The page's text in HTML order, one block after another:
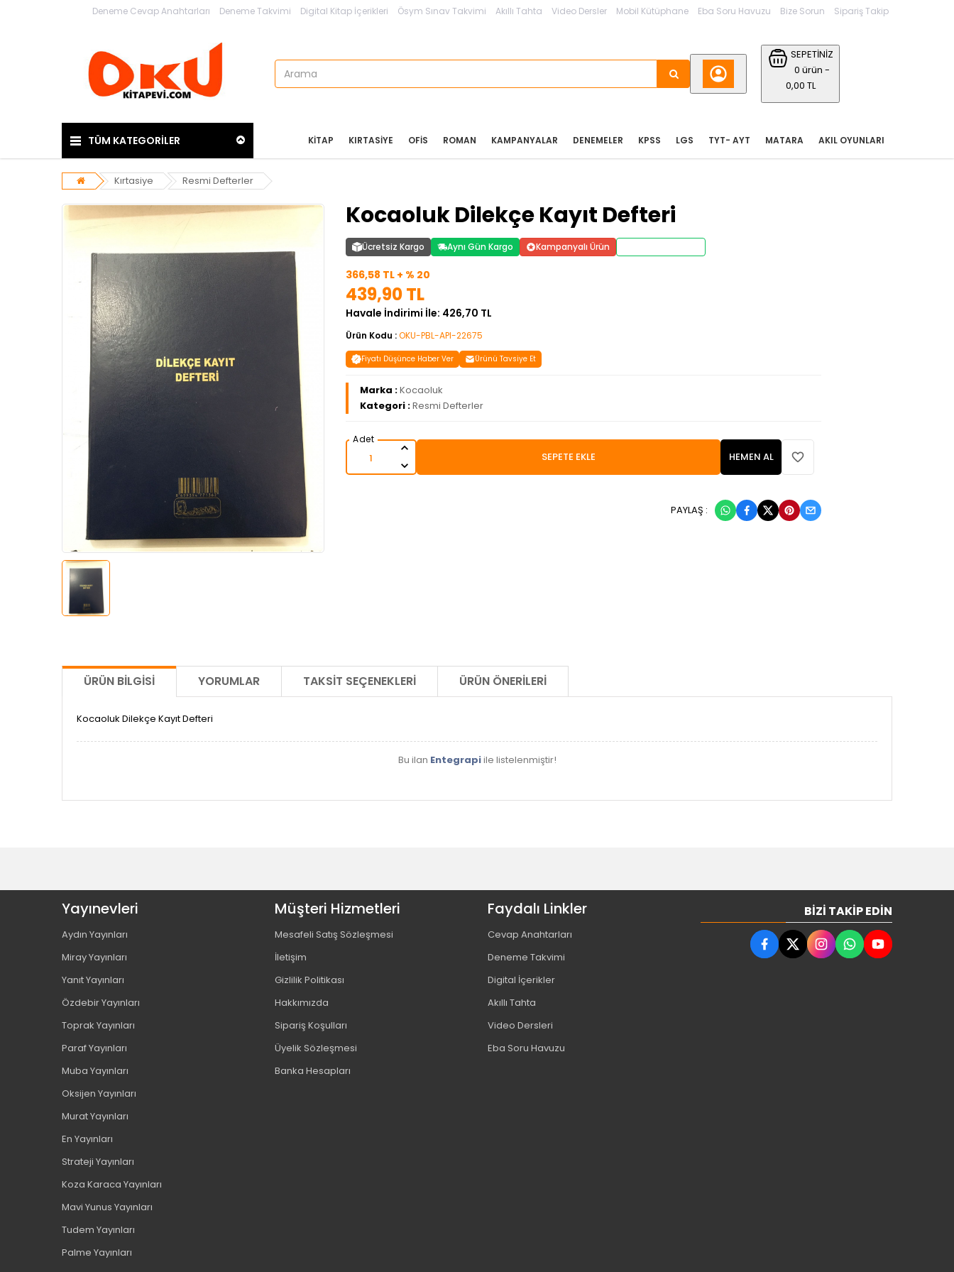
Deneme Cevap Anahtarları Deneme Takvimi Digital Kitap İçerikleri Ösym Sınav Takvimi Akıllı Tahta Video Dersler Mobil Kütüphane Eba Soru Havuzu Bize Sorun Sipariş Takip
SEPETİNİZ
0 ürün -
0,00 TL
TÜM KATEGORİLER AKIL OYUNLARI
MATARA
TYT- AYT
LGS
KPSS
DENEMELER
KAMPANYALAR
ROMAN
OFIS
KIRTASIYE
KITAP
Kırtasiye Resmi Defterler
Kocaoluk Dilekçe Kayıt Defteri
Ücretsiz Kargo Aynı Gün Kargo Kampanyalı Ürün
366,58 TL + % 20
439,90 TL
Havale İndirimi İle: 426,70 TL
Ürün Kodu :OKU-PBL-API-22675
Fiyatı Düşünce Haber Ver Ürünü Tavsiye Et
Marka :Kocaoluk
Kategori :Resmi Defterler
SEPETE EKLE HEMEN AL
PAYLAŞ :
ÜRÜN BILGISI YORUMLAR TAKSIT SEÇENEKLERI ÜRÜN ÖNERILERI
Kocaoluk Dilekçe Kayıt Defteri
Bu ilan Entegrapiile listelenmiştir!
Yayınevleri
Aydın Yayınları
Miray Yayınları
Yanıt Yayınları
Özdebir Yayınları
Toprak Yayınları
Paraf Yayınları
Muba Yayınları
Oksijen Yayınları
Murat Yayınları
En Yayınları
Strateji Yayınları
Koza Karaca Yayınları
Mavi Yunus Yayınları
Tudem Yayınları
Palme Yayınları
Müşteri Hizmetleri
Mesafeli Satış Sözleşmesi
İletişim
Gizlilik Politikası
Hakkımızda
Sipariş Koşulları
Üyelik Sözleşmesi
Banka Hesapları
Faydalı Linkler
Cevap Anahtarları
Deneme Takvimi
Digital İçerikler
Akıllı Tahta
Video Dersleri
Eba Soru Havuzu
BIZI TAKIP EDIN